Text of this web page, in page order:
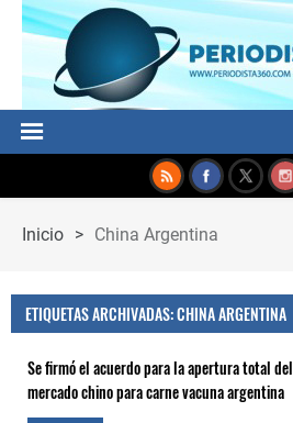
Inicio > China Argentina
ETIQUETAS ARCHIVADAS: CHINA ARGENTINA
Se firmó el acuerdo para la apertura total del
mercado chino para carne vacuna argentina